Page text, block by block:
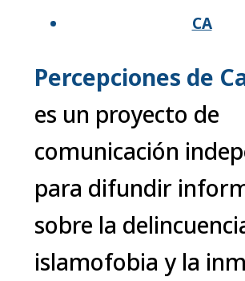
CA
Percepciones de
es un proyecto de
comunicación
para difundir
sobre la
islamofobia y la